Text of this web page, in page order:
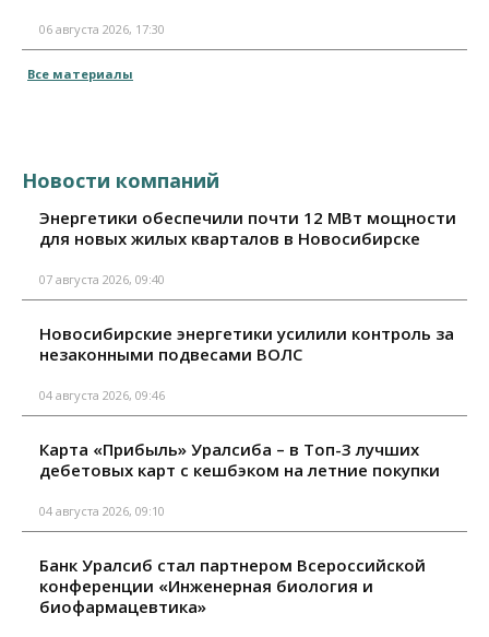
06 августа 2026, 17:30
Все материалы
Новости компаний
Энергетики обеспечили почти 12 МВт мощности
для новых жилых кварталов в Новосибирске
07 августа 2026, 09:40
Новосибирские энергетики усилили контроль за
незаконными подвесами ВОЛС
04 августа 2026, 09:46
Карта «Прибыль» Уралсиба – в Топ-3 лучших
дебетовых карт с кешбэком на летние покупки
04 августа 2026, 09:10
Банк Уралсиб стал партнером Всероссийской
конференции «Инженерная биология и
биофармацевтика»